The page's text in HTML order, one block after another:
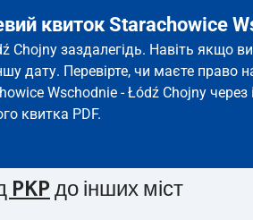
квиток Starachowice
Chojny заздалегідь. Навіть якщо
дату. Перевірте, чи маєте право
Wschodnie - Łódź Chojny через
квитка PDF.
PKP до інших міст